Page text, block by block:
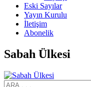
Eski Sayılar
Yayın Kurulu
İletişim
Abonelik
Sabah Ülkesi